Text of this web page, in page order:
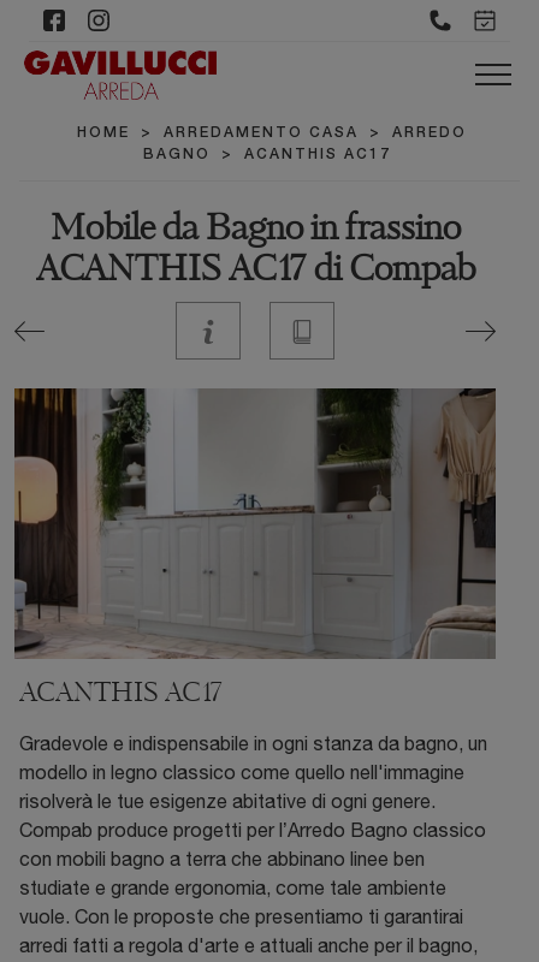
HOME > ARREDAMENTO CASA >
ARREDO
BAGNO
> ACANTHIS AC17
Mobile da Bagno in frassino
ACANTHIS AC17 di Compab
ACANTHIS AC17
Gradevole e indispensabile in ogni stanza da bagno, un
modello in legno classico come quello nell'immagine
risolverà le tue esigenze abitative di ogni genere.
Compab produce progetti per l’Arredo Bagno classico
con mobili bagno a terra che abbinano linee ben
studiate e grande ergonomia, come tale ambiente
vuole. Con le proposte che presentiamo ti garantirai
arredi fatti a regola d'arte e attuali anche per il bagno,